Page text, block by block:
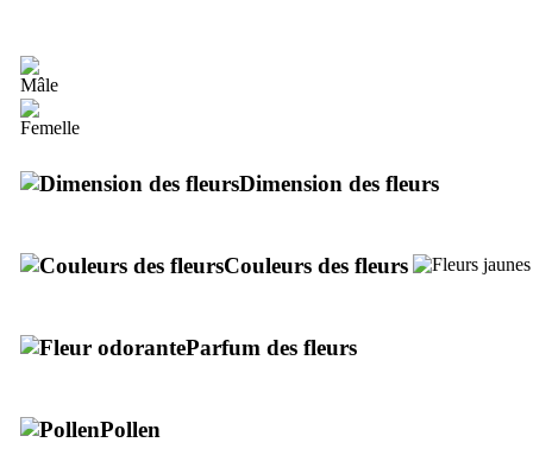
Dimension des fleurs
Couleurs des fleurs
Parfum des fleurs
Pollen